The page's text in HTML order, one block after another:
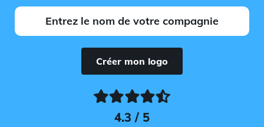
Créer mon logo
4.3 / 5